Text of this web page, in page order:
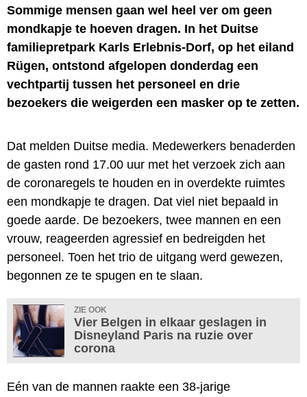
Sommige mensen gaan wel heel ver om geen
mondkapje te hoeven dragen. In het Duitse
familiepretpark Karls Erlebnis-Dorf, op het eiland
Rügen, ontstond afgelopen donderdag een
vechtpartij tussen het personeel en drie
bezoekers die weigerden een masker op te zetten.
Dat melden Duitse media. Medewerkers benaderden
de gasten rond 17.00 uur met het verzoek zich aan
de coronaregels te houden en in overdekte ruimtes
een mondkapje te dragen. Dat viel niet bepaald in
goede aarde. De bezoekers, twee mannen en een
vrouw, reageerden agressief en bedreigden het
personeel. Toen het trio de uitgang werd gewezen,
begonnen ze te spugen en te slaan.
ZIE OOK
Vier Belgen in elkaar geslagen in
Disneyland Paris na ruzie over
corona
Eén van de mannen raakte een 38-jarige